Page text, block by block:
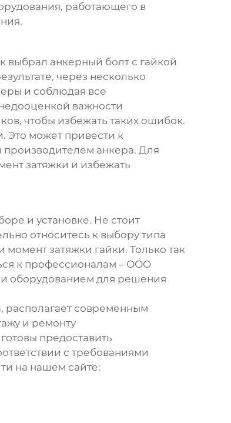
работающего в
выбрал анкерный болт с гайкой
через несколько
и соблюдая все
важности
чтобы избежать таких ошибок.
Это может привести к
анкера. Для
затяжки и избежать
и установке. Не стоит
относитесь к выбору типа
затяжки гайки. Только так
к профессионалам – ООО
оборудованием для решения
располагает современным
и ремонту
предоставить
с требованиями
на нашем сайте: